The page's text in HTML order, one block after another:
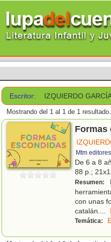
Escritor: IZQUIERDO
Mostrando del 1 al 1 de 1 resultado.
Formas
Mtm editores
De 6 a 8
88 p.;
Resumen:
con unas
catalán....
Temática: